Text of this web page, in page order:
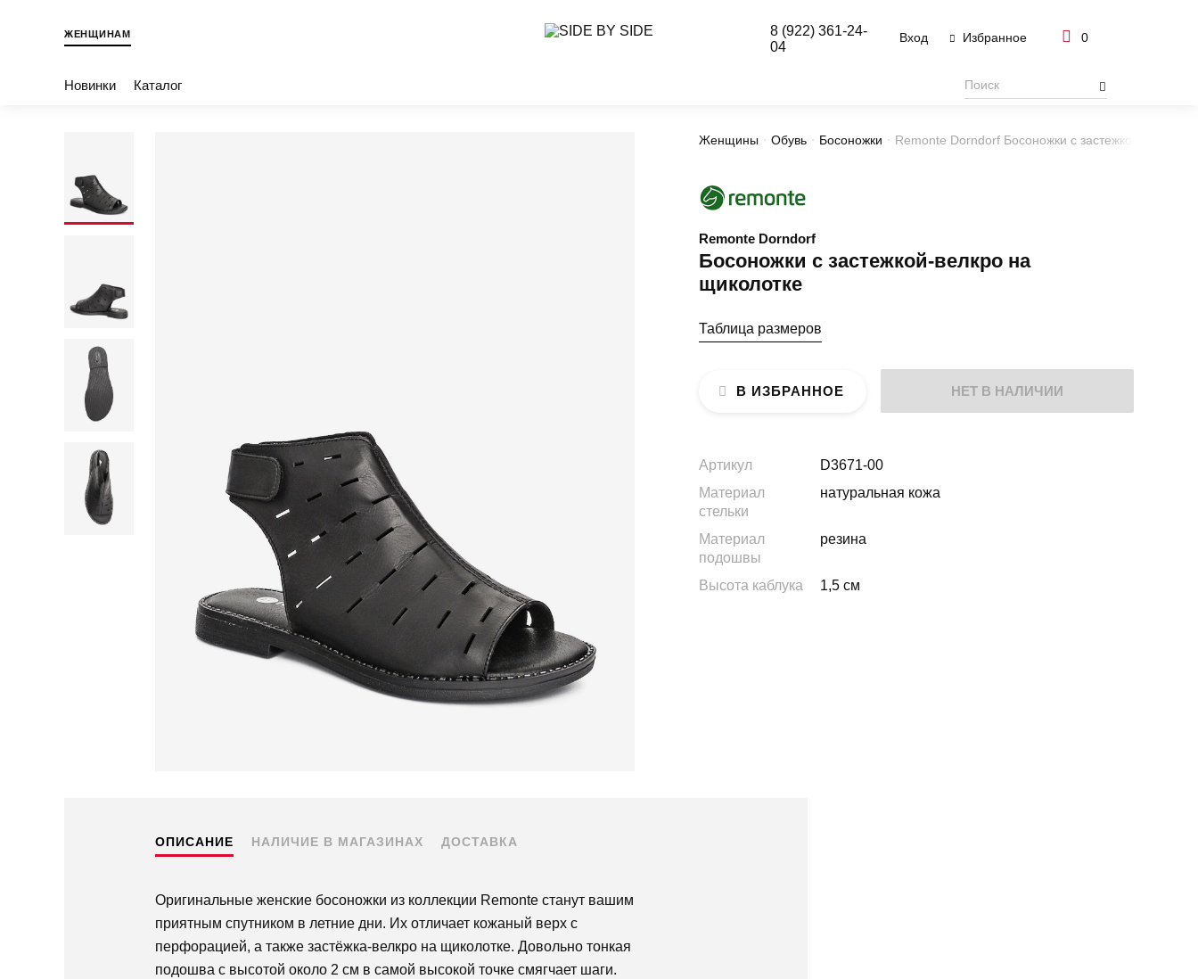
ЖЕНЩИНАМ Вход Избранное 0
Новинки Каталог
8 (922) 361-24-
04
Женщины Обувь Босоножки Remonte Dorndorf Босоножки с застежкой-велкро
Remonte Dorndorf
Босоножки с застежкой-велкро на
щиколотке
Таблица размеров
В ИЗБРАННОЕ НЕТ В НАЛИЧИИ
Артикул
D3671-00
Материал
стельки
натуральная кожа
Материал
подошвы
резина
Высота каблука 1,5 см
ОПИСАНИЕ НАЛИЧИЕ В МАГАЗИНАХ ДОСТАВКА
Оригинальные женские босоножки из коллекции Remonte станут вашим
приятным спутником в летние дни. Их отличает кожаный верх с
перфорацией, а также застёжка-велкро на щиколотке. Довольно тонкая
подошва с высотой около 2 см в самой высокой точке смягчает шаги.